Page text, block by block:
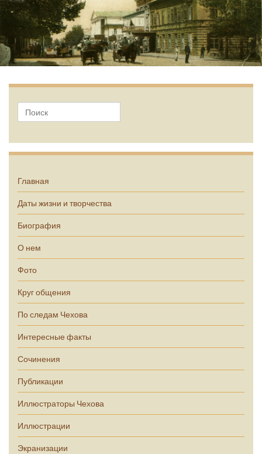
Главная
Даты жизни и творчества
Биография
О нем
Фото
Круг общения
По следам Чехова
Интересные факты
Сочинения
Публикации
Иллюстраторы Чехова
Иллюстрации
Экранизации